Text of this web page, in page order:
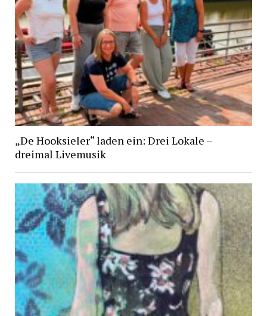
„De Hooksieler“ laden ein: Drei Lokale –
dreimal Livemusik